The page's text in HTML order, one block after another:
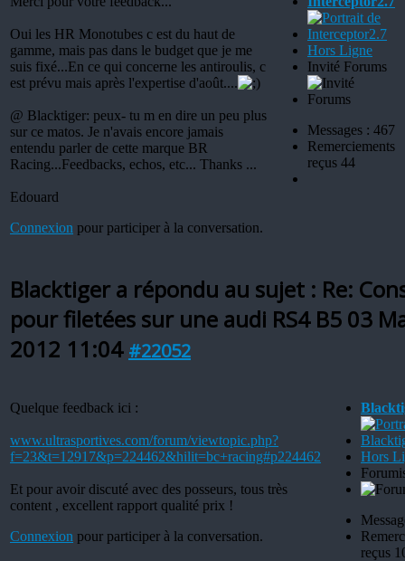
Oui les HR Monotubes c est du haut de
gamme, mais pas dans le budget que je me
suis fixé...En ce qui concerne les antiroulis, c
est prévu mais après l'expertise d'août....
@ Blacktiger: peux- tu m en dire un peu plus
sur ce matos. Je n'avais encore jamais
entendu parler de cette marque BR
Racing...Feedbacks, echos, etc... Thanks ...
Edouard
Connexion pour participer à la conversation.
Hors Ligne
Invité Forums
Messages : 467
Remerciements
reçus 44
Blacktiger a répondu au sujet : Re:
pour filetées sur une audi RS4 B5 03
2012 11:04 #22052
Quelque feedback ici :
www.ultrasportives.com/forum/viewtopic.php?
f=23&t=12917&p=224462&hilit=bc+racing#p224462
Et pour avoir discuté avec des posseurs, tous très
content , excellent rapport qualité prix !
Connexion pour participer à la conversation.
Hors
reçus